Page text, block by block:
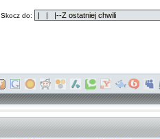
Skocz do: